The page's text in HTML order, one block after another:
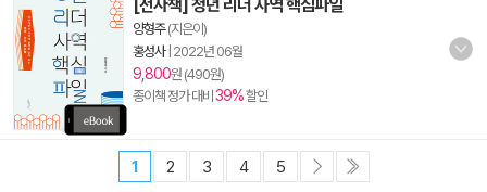
[전자책] 청년 리더 사역 핵심파일
양형주(지은이)
홍성사| 2022년 06월
9,800원 (490원)
종이책 정가 대비 39%할인
1 2 3 4 5